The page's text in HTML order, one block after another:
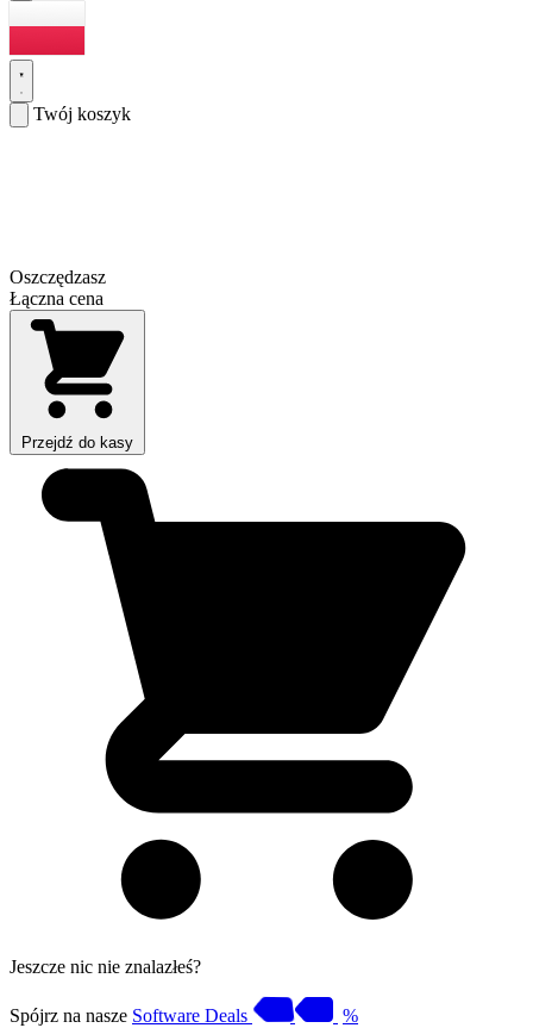
Twój koszyk
Oszczędzasz
Łączna cena
Przejdź do kasy
Jeszcze nic nie znalazłeś?
Spójrz na nasze Software Deals %